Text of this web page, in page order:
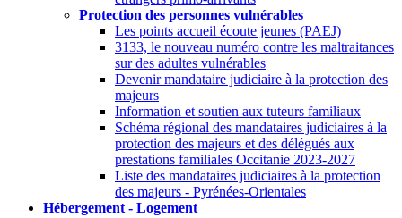
Protection des personnes vulnérables
Les points accueil écoute jeunes (PAEJ)
3133, le nouveau numéro contre les maltraitances
sur des adultes vulnérables
Devenir mandataire judiciaire à la protection des
majeurs
Information et soutien aux tuteurs familiaux
Schéma régional des mandataires judiciaires à la
protection des majeurs et des délégués aux
prestations familiales Occitanie 2023-2027
Liste des mandataires judiciaires à la protection
des majeurs - Pyrénées-Orientales
Hébergement - Logement